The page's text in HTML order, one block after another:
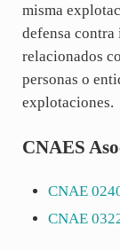
misma
defensa
relacionados
personas o
explotaciones.
CNAES
CNAE
CNAE